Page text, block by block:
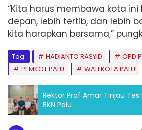
“Kita harus membawa kota ini
depan, lebih tertib, dan lebih
kita harapkan bersama,”
Tag: HADIANTO RASYID
OPD
PEMKOT PALU
WALI KOTA PALU
Rektor Prof Amar Tinjau Tes
BKN Palu